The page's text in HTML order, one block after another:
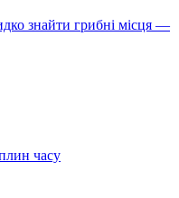
знайти грибні місця —
часу